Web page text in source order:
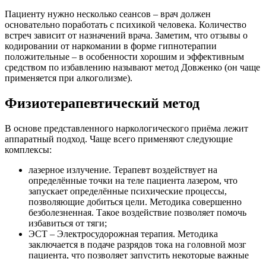
Пациенту нужно несколько сеансов – врач должен
основательно поработать с психикой человека. Количество
встреч зависит от назначений врача. Заметим, что отзывы о
кодировании от наркомании в форме гипнотерапии
положительные – в особенности хорошим и эффективным
средством по избавлению называют метод Довженко (он чаще
применяется при алкоголизме).
Физиотерапевтический метод
В основе представленного наркологического приёма лежит
аппаратный подход. Чаще всего применяют следующие
комплексы:
лазерное излучение. Терапевт воздействует на
определённые точки на теле пациента лазером, что
запускает определённые психические процессы,
позволяющие добиться цели. Методика совершенно
безболезненная. Такое воздействие позволяет помочь
избавиться от тяги;
ЭСТ – Электросудорожная терапия. Методика
заключается в подаче разрядов тока на головной мозг
пациента, что позволяет запустить некоторые важные